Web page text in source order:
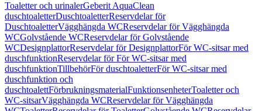
Toaletter och urinalerGeberit AquaClean
duschtoaletterDuschtoaletterReservdelar för
DuschtoaletterVägghängda WCReservdelar för Vägghängda
WCGolvstående WCReservdelar för Golvstående
WCDesignplattorReservdelar för DesignplattorFör WC-sitsar med
duschfunktionReservdelar för För WC-sitsar med
duschfunktionTillbehörFör duschtoaletterFör WC-sitsar med
duschfunktion och
duschtoalettFörbrukningsmaterialFunktionsenheterToaletter och
WC-sitsarVägghängda WCReservdelar för Vägghängda